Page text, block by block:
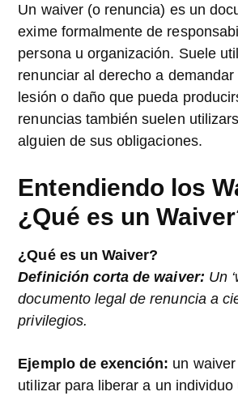
Un waiver (o renuncia) es un
exime formalmente de
persona u organización. Suele
renunciar al derecho a
lesión o daño que pueda
renuncias también suelen
alguien de sus obligaciones.
Entendiendo los
¿Qué es un
¿Qué es un Waiver?
Definición corta de waiver: Un
documento legal de renuncia a
privilegios.
Ejemplo de exención: un
utilizar para liberar a un individuo